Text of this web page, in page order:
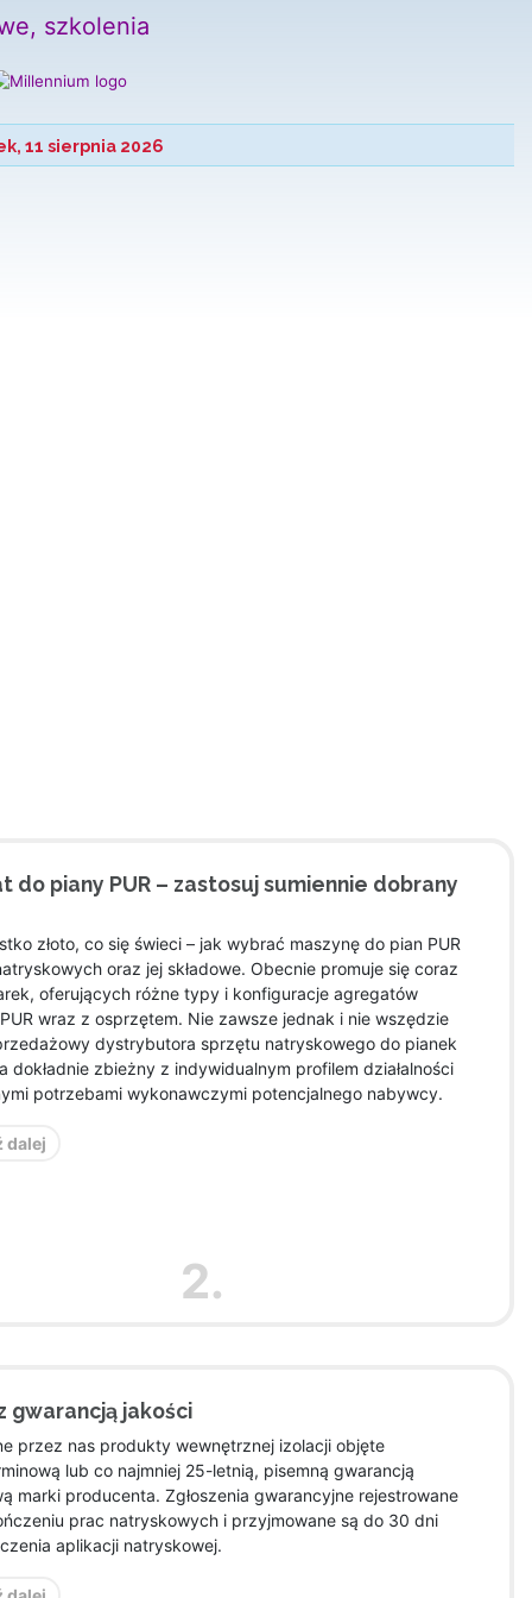
11 sierpnia 2026
do piany PUR – zastosuj sumiennie dobrany
złoto, co się świeci – jak wybrać maszynę do pian PUR
oraz jej składowe. Obecnie promuje się coraz
oferujących różne typy i konfiguracje agregatów
wraz z osprzętem. Nie zawsze jednak i nie wszędzie
dystrybutora sprzętu natryskowego do pianek
dokładnie zbieżny z indywidualnym profilem działalności
potrzebami wykonawczymi potencjalnego nabywcy.
dalej
2.
gwarancją jakości
przez nas produkty wewnętrznej izolacji objęte
lub co najmniej 25-letnią, pisemną gwarancją
marki producenta. Zgłoszenia gwarancyjne rejestrowane
prac natryskowych i przyjmowane są do 30 dni
aplikacji natryskowej.